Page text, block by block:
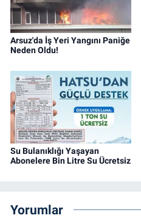
Arsuz'da İş Yeri Yangını Paniğe
Neden Oldu!
Su Bulanıklığı Yaşayan
Abonelere Bin Litre Su Ücretsiz
Yorumlar